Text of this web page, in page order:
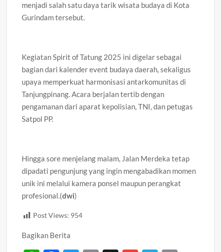
menjadi salah satu daya tarik wisata budaya di Kota
Gurindam tersebut.
Kegiatan Spirit of Tatung 2025 ini digelar sebagai
bagian dari kalender event budaya daerah, sekaligus
upaya memperkuat harmonisasi antarkomunitas di
Tanjungpinang. Acara berjalan tertib dengan
pengamanan dari aparat kepolisian, TNI, dan petugas
Satpol PP.
Hingga sore menjelang malam, Jalan Merdeka tetap
dipadati pengunjung yang ingin mengabadikan momen
unik ini melalui kamera ponsel maupun perangkat
profesional.(dwi)
Post Views: 954
Bagikan Berita